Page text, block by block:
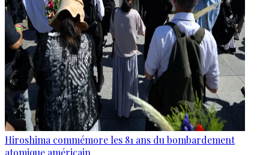
Hiroshima commémore les 81 ans du bombardement
atomique américain